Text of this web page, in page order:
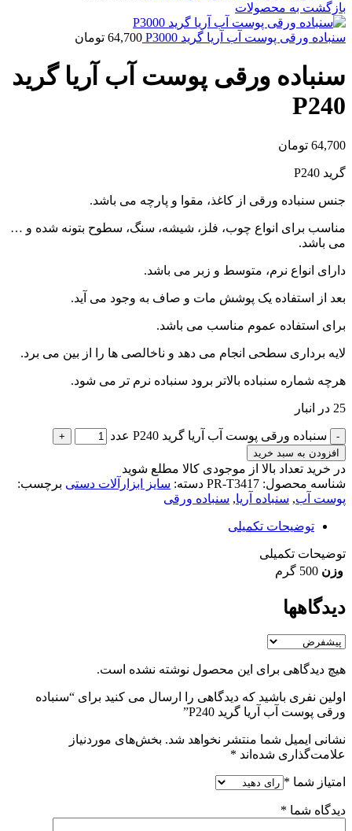
بازگشت به محصولات
سنباده ورقی پوست آب آریا گرید P3000 64,700 تومان
سنباده ورقی پوست آب آریا گرید
P240
64,700 تومان
گرید P240
جنس سنباده ورقی از کاغذ، مقوا و پارچه می باشد.
مناسب برای انواع چوب، فلز، شیشه، سنگ، سطوح بتونه شده و …
می باشد.
دارای انواع نرم، متوسط و زبر می باشد.
بعد از استفاده یک پوشش مات و صاف به وجود می آید.
برای استفاده عموم مناسب می باشد.
لایه برداری سطحی انجام می دهد و ناخالصی ها را از بین می برد.
هرچه شماره سنباده بالاتر برود سنباده نرم تر می شود.
25 در انبار
سنباده ورقی پوست آب آریا گرید P240 عدد
افزودن به سبد خرید
در خرید تعداد بالا از موجودی کالا مطلع شوید
شناسه محصول: PR-T3417 دسته: سایز ابزارآلات دستی برچسب:
پوست آب, سنباده آریا, سنباده ورقی
توضیحات تکمیلی
توضیحات تکمیلی
وزن 500 گرم
دیدگاهها
هیچ دیدگاهی برای این محصول نوشته نشده است.
اولین نفری باشید که دیدگاهی را ارسال می کنید برای “سنباده
ورقی پوست آب آریا گرید P240”
نشانی ایمیل شما منتشر نخواهد شد. بخش‌های موردنیاز
علامت‌گذاری شده‌اند *
امتیاز شما *
دیدگاه شما *